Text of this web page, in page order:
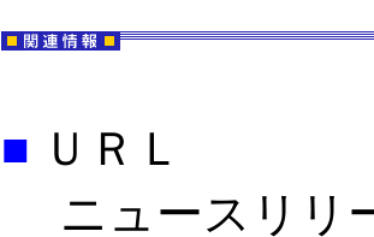
■ ＵＲＬ
ニュースリリ